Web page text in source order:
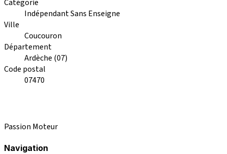
Catégorie
Indépendant Sans Enseigne
Ville
Coucouron
Département
Ardèche (07)
Code postal
07470
Passion Moteur
Navigation